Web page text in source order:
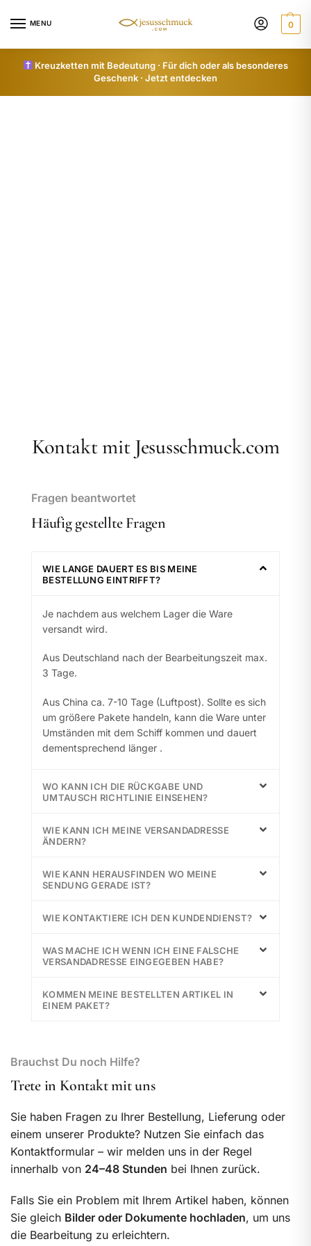
MENU 0
Kreuzketten mit Bedeutung · Für dich oder als besonderes
Geschenk · Jetzt entdecken
Kontakt mit Jesusschmuck.com
Fragen beantwortet
Häufig gestellte Fragen
WIE LANGE DAUERT ES BIS MEINE
BESTELLUNG EINTRIFFT?
Je nachdem aus welchem Lager die Ware
versandt wird.
Aus Deutschland nach der Bearbeitungszeit max.
3 Tage.
Aus China ca. 7-10 Tage (Luftpost). Sollte es sich
um größere Pakete handeln, kann die Ware unter
Umständen mit dem Schiff kommen und dauert
dementsprechend länger .
WO KANN ICH DIE RÜCKGABE UND
UMTAUSCH RICHTLINIE EINSEHEN?
WIE KANN ICH MEINE VERSANDADRESSE
ÄNDERN?
WIE KANN HERAUSFINDEN WO MEINE
SENDUNG GERADE IST?
WIE KONTAKTIERE ICH DEN KUNDENDIENST?
WAS MACHE ICH WENN ICH EINE FALSCHE
VERSANDADRESSE EINGEGEBEN HABE?
KOMMEN MEINE BESTELLTEN ARTIKEL IN
EINEM PAKET?
Brauchst Du noch Hilfe?
Trete in Kontakt mit uns
Sie haben Fragen zu Ihrer Bestellung, Lieferung oder
einem unserer Produkte? Nutzen Sie einfach das
Kontaktformular – wir melden uns in der Regel
innerhalb von 24–48 Stunden bei Ihnen zurück.
Falls Sie ein Problem mit Ihrem Artikel haben, können
Sie gleich Bilder oder Dokumente hochladen, um uns
die Bearbeitung zu erleichtern.